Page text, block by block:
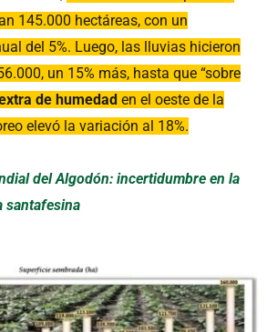
145.000 hectáreas, con un
del 5%. Luego, las lluvias hicieron
un 15% más, hasta que “sobre
de humedad en el oeste de la
elevó la variación al 18%.
del Algodón: incertidumbre en la
santafesina